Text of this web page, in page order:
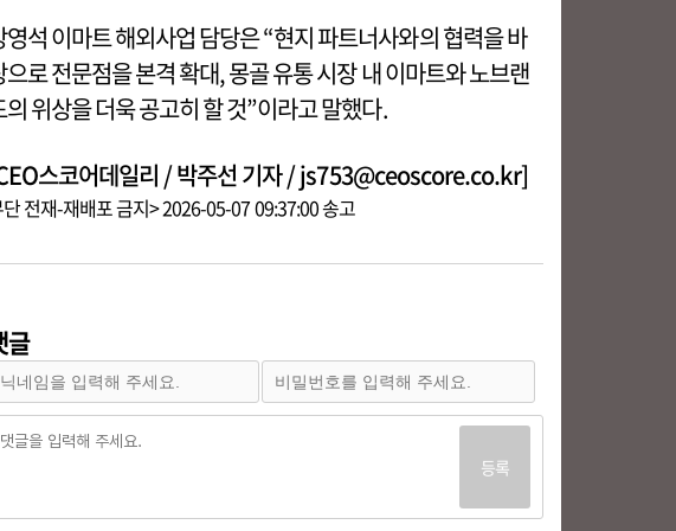
영석 이마트 해외사업 담당은 “현지 파트너사와의 협력을 바
으로 전문점을 본격 확대, 몽골 유통 시장 내 이마트와 노브랜
의 위상을 더욱 공고히 할 것”이라고 말했다.
스코어데일리 / 박주선 기자 / js753@ceoscore.co.kr]
전재-재배포 금지> 2026-05-07 09:37:00 송고
글
등록